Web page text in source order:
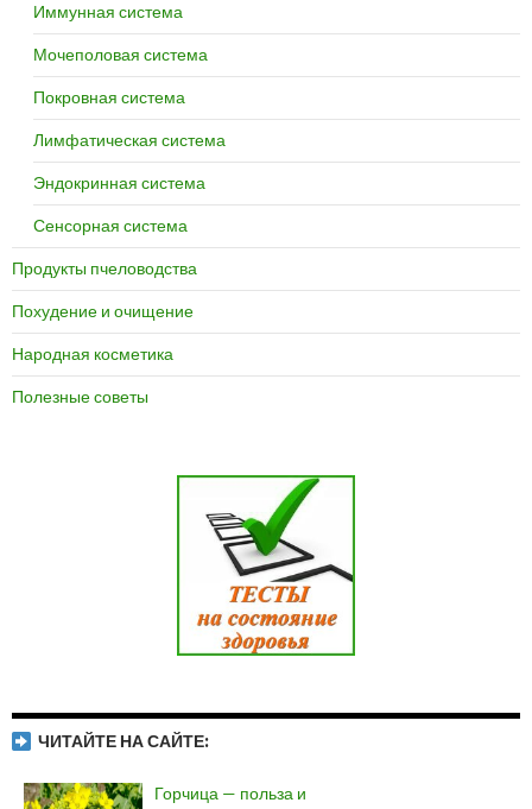
Иммунная система
Мочеполовая система
Покровная система
Лимфатическая система
Эндокринная система
Сенсорная система
Продукты пчеловодства
Похудение и очищение
Народная косметика
Полезные советы
ЧИТАЙТЕ НА САЙТЕ:
Горчица — польза и